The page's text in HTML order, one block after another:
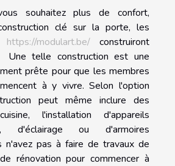
souhaitez plus de confort,
clé sur la porte, les
https://modulart.be/construiront
Une telle construction est une
prête pour que les membres
à y vivre. Selon l'option
peut même inclure des
l'installation d'appareils
d'éclairage ou d'armoires
n'avez pas à faire de travaux de
rénovation pour commencer à